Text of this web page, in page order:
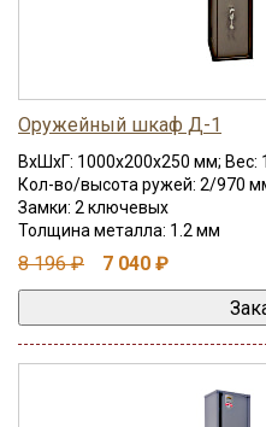
Оружейный шкаф Д-1
ВхШхГ: 1000x200x250 мм; Вес:
Кол-во/высота ружей: 2/970
Замки: 2 ключевых
Толщина металла: 1.2 мм
8 196 ₽ 7 040 ₽